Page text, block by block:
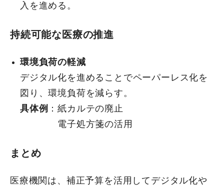
入を進める。
持続可能な医療の推進
環境負荷の軽減
デジタル化を進めることでペーパーレス化を
図り、環境負荷を減らす。
具体例 ：紙カルテの廃止
電子処方箋の活用
まとめ
医療機関は、補正予算を活用してデジタル化や